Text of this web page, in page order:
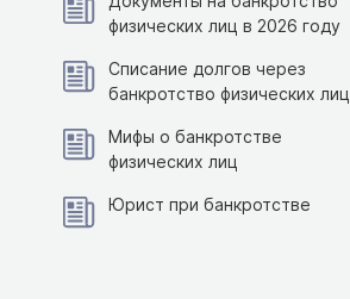
физических лиц в 2026 году
Списание долгов через
банкротство физических лиц
Мифы о банкротстве
физических лиц
Юрист при банкротстве